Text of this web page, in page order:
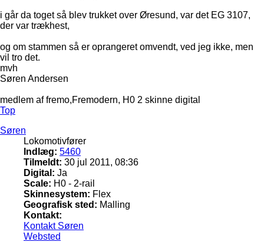
i går da toget så blev trukket over Øresund, var det EG 3107,
der var trækhest,
og om stammen så er oprangeret omvendt, ved jeg ikke, men
vil tro det.
mvh
Søren Andersen
medlem af fremo,Fremodern, H0 2 skinne digital
Top
Søren
Lokomotivfører
Indlæg: 5460
Tilmeldt: 30 jul 2011, 08:36
Digital: Ja
Scale: H0 - 2-rail
Skinnesystem: Flex
Geografisk sted: Malling
Kontakt:
Kontakt Søren
Websted